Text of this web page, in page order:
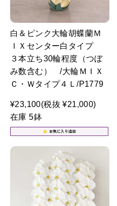
白＆ピンク大輪胡蝶蘭Ｍ
ＩＸセンター白タイプ
３本立ち30輪程度（つぼ
み数含む） /大輪ＭＩＸ
Ｃ・Ｗタイプ４Ｌ/P1779
¥23,100(税抜 ¥21,000)
在庫 5鉢